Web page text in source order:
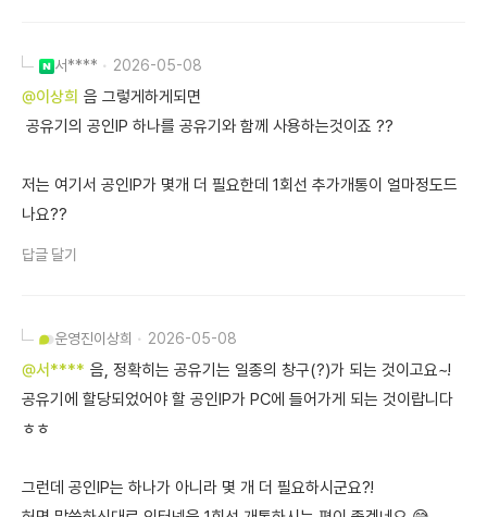
서**** 2026-05-08
@이상희 음 그렇게하게되면
공유기의 공인IP 하나를 공유기와 함께 사용하는것이죠 ??
저는 여기서 공인IP가 몇개 더 필요한데 1회선 추가개통이 얼마정도드
나요??
답글 달기
운영진이상희 2026-05-08
@서**** 음, 정확히는 공유기는 일종의 창구(?)가 되는 것이고요~!
공유기에 할당되었어야 할 공인IP가 PC에 들어가게 되는 것이랍니다
ㅎㅎ
그런데 공인IP는 하나가 아니라 몇 개 더 필요하시군요?!